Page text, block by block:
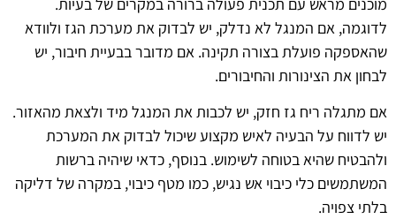
לדוגמה, אם המנגל לא נדלק, יש לבדוק את מערכת הגז ולוודא
שהאספקה פועלת בצורה תקינה. אם מדובר בבעיית חיבור, יש
לבחון את הצינורות והחיבורים.
אם מתגלה ריח גז חזק, יש לכבות את המנגל מיד ולצאת מהאזור.
יש לדווח על הבעיה לאיש מקצוע שיכול לבדוק את המערכת
ולהבטיח שהיא בטוחה לשימוש. בנוסף, כדאי שיהיה ברשות
המשתמשים כלי כיבוי אש נגיש, כמו מטף כיבוי, במקרה של דליקה
בלתי צפויה.